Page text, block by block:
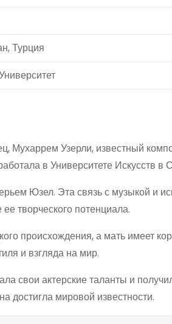
Турция
Мухаррем Узерли, известный
в Университете Искусств в
Юзел. Эта связь с музыкой и
творческого потенциала.
происхождения, а мать имеет
и взгляда на мир.
свои актерские таланты и
достигла мировой известности.